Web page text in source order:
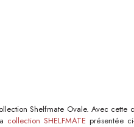
Shelfmate Ovale. Avec cette
collection SHELFMATE présentée